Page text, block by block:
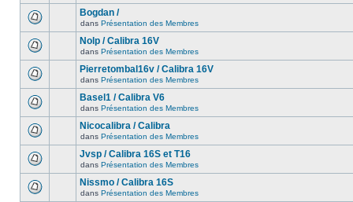
Bogdan /
dans Présentation des Membres
Nolp / Calibra 16V
dans Présentation des Membres
Pierretombal16v / Calibra 16V
dans Présentation des Membres
Basel1 / Calibra V6
dans Présentation des Membres
Nicocalibra / Calibra
dans Présentation des Membres
Jvsp / Calibra 16S et T16
dans Présentation des Membres
Nissmo / Calibra 16S
dans Présentation des Membres